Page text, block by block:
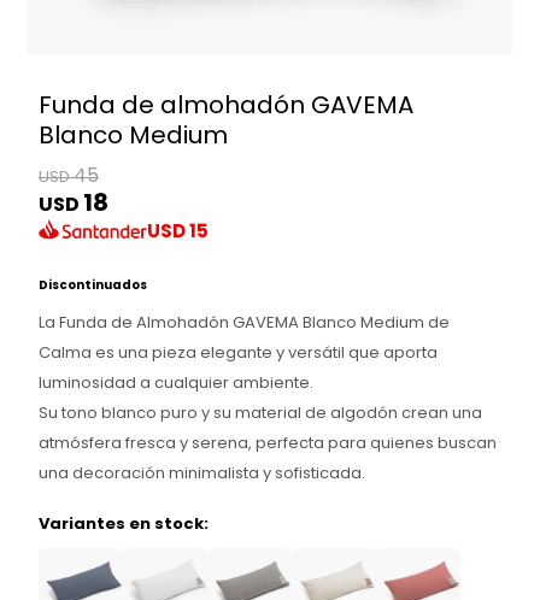
Funda de almohadón GAVEMA
Blanco Medium
USD45
USD 18
USD15
Discontinuados
La Funda de Almohadón GAVEMA Blanco Medium de
Calma es una pieza elegante y versátil que aporta
luminosidad a cualquier ambiente.
Su tono blanco puro y su material de algodón crean una
atmósfera fresca y serena, perfecta para quienes buscan
una decoración minimalista y sofisticada.
Variantes en stock: